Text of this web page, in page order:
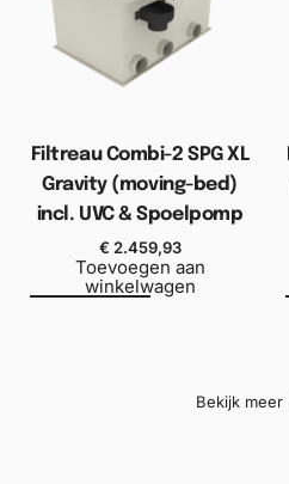
Filtreau Combi-2 SPG XL
Gravity (moving-bed)
incl. UVC & Spoelpomp
€ 2.459,93
Toevoegen aan
winkelwagen